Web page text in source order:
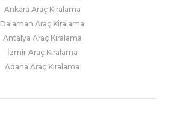
Ankara Araç Kiralama
Dalaman Araç Kiralama
Antalya Araç Kiralama
İzmir Araç Kiralama
Adana Araç Kiralama